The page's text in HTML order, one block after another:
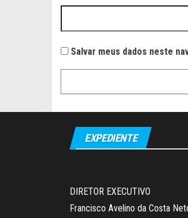
Salvar meus dados neste
EXPEDIENTE
DIRETOR EXECUTIVO
Francisco Avelino da Costa